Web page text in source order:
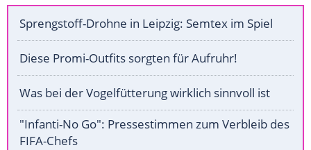
Sprengstoff-Drohne in Leipzig: Semtex im Spiel
Diese Promi-Outfits sorgten für Aufruhr!
Was bei der Vogelfütterung wirklich sinnvoll ist
"Infanti-No Go": Pressestimmen zum Verbleib des
FIFA-Chefs